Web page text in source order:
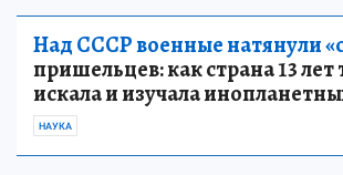
Над СССР военные натянули
пришельцев: как страна 13 лет
искала и изучала
НАУКА